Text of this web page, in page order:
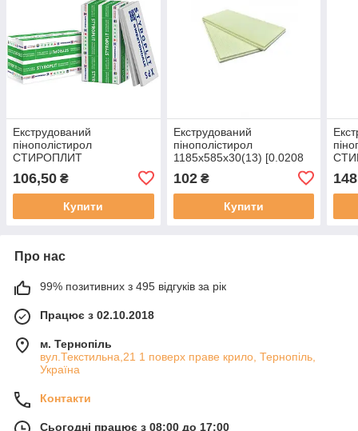
Екструдований
пінополістирол
СТИРОПЛИТ
фрезерований,[0.0205 м3]
106,50 ₴
Купити
Екструдований
пінополістирол
1185х585х30(13) [0.0208
102₴
Купити
м3]
Про нас
99% позитивних з 495 відгуків за рік
Працює з 02.10.2018
м. Тернопіль
вул.Текстильна,21 1 поверх праве крило, Тернопіль,
Україна
Контакти
Сьогодні працює з 08:00 до 17:00